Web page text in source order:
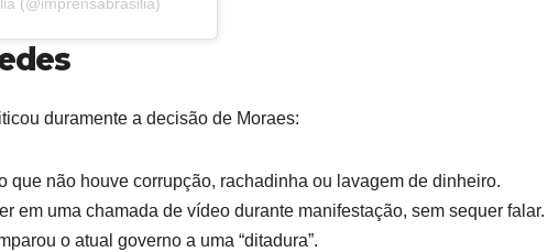
duramente a decisão de Moraes:
que não houve corrupção, rachadinha ou lavagem de dinheiro.
em uma chamada de vídeo durante manifestação, sem sequer falar.
o atual governo a uma “ditadura”.